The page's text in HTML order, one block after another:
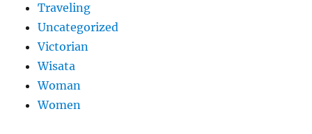
Traveling
Uncategorized
Victorian
Wisata
Woman
Women